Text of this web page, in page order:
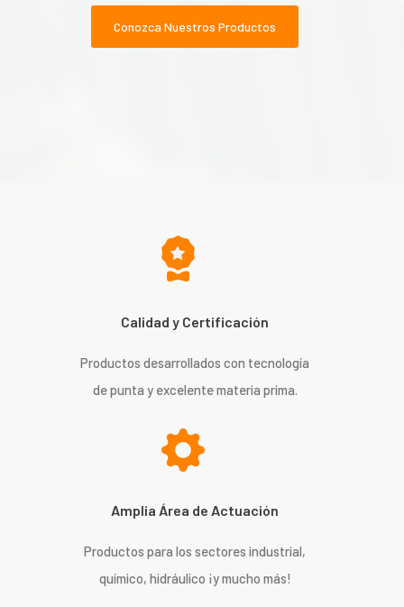
Conozca Nuestros Productos
Calidad y Certificación
Productos desarrollados con tecnología
de punta y excelente materia prima.
Amplia Área de Actuación
Productos para los sectores industrial,
químico, hidráulico ¡y mucho más!